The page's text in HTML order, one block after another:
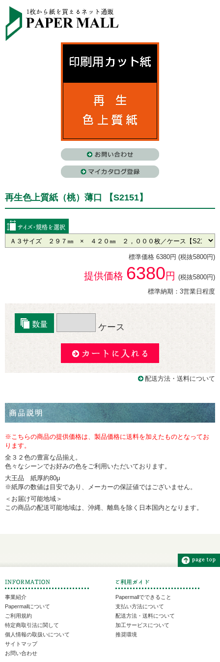
再生色上質紙（桃）薄口 【S2151】
標準価格 6380円 (税抜5800円)
提供価格 6380円 (税抜5800円)
標準納期：3営業日程度
ケース
配送方法・送料について
※こちらの商品の提供価格は、製品価格に送料を加えたものとなってお
ります。
全３２色の豊富な品揃え。
色々なシーンでお好みの色をご利用いただいております。
大王品 紙厚約80μ
※紙厚の数値は目安であり、メーカーの保証値ではございません。
＜お届け可能地域＞
この商品の配送可能地域は、沖縄、離島を除く日本国内となります。
事業紹介
Papermallについて
ご利用規約
特定商取引法に関して
個人情報の取扱いについて
サイトマップ
お問い合わせ
Papermallでできること
支払い方法について
配送方法・送料について
加工サービスについて
推奨環境